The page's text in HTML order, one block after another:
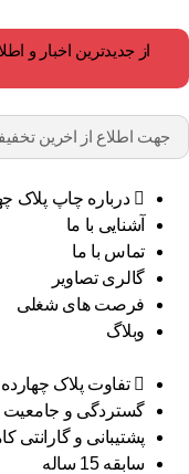
از جدیدترین اخبار و
درباره چاپ پلاک
آشنایی با ما
تماس با ما
گالری تصاویر
فرصت های شغلی
وبلاگ
تفاوت پلاک چهارده
گستردگی و جامعیت
پشتیبانی و گارانتی
سابقه 15 ساله